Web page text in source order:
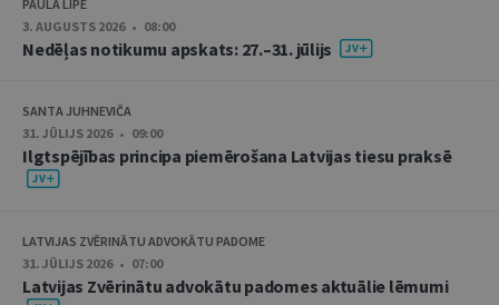
PAULA LIPE
3. AUGUSTS 2026 • 08:00
Nedēļas notikumu apskats: 27.–31. jūlijs
SANTA JUHNEVIČA
31. JŪLIJS 2026 • 09:00
Ilgtspējības principa piemērošana Latvijas tiesu praksē
LATVIJAS ZVĒRINĀTU ADVOKĀTU PADOME
31. JŪLIJS 2026 • 07:00
Latvijas Zvērinātu advokātu padomes aktuālie lēmumi